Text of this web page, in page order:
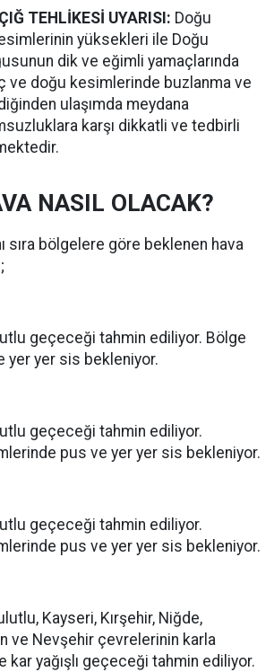
TEHLİKESİ UYARISI: Doğu
yüksekleri ile Doğu
dik ve eğimli yamaçlarında
ve doğu kesimlerinde buzlanma ve
ulaşımda meydana
karşı dikkatli ve tedbirli
NASIL OLACAK?
sıra bölgelere göre beklenen hava
geçeceği tahmin ediliyor. Bölge
yer yer sis bekleniyor.
geçeceği tahmin ediliyor.
pus ve yer yer sis bekleniyor.
geçeceği tahmin ediliyor.
pus ve yer yer sis bekleniyor.
Kayseri, Kırşehir, Niğde,
ve Nevşehir çevrelerinin karla
kar yağışlı geçeceği tahmin ediliyor.